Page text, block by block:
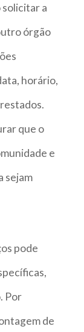
solicitar a
órgão
horário,
que o
e
sejam
pode
Por
de